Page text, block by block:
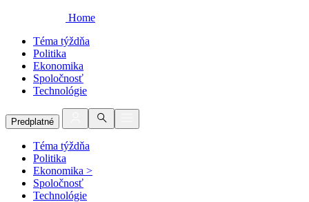
Home
Téma týždňa
Politika
Ekonomika
Spoločnosť
Technológie
Predplatné
Téma týždňa
Politika
Ekonomika >
Spoločnosť
Technológie